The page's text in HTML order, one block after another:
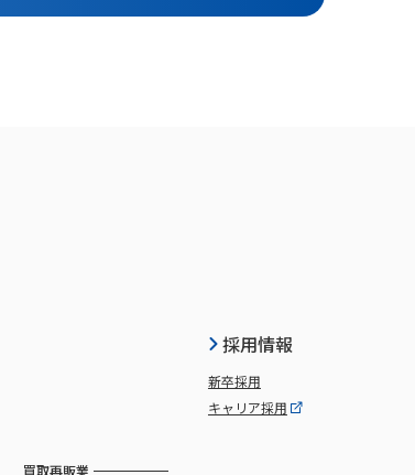
買取再販業
採用情報
新卒採用
キャリア採用